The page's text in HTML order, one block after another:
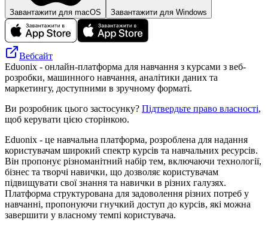
Завантажити для macOS Завантажити для Windows
Вебсайт
Eduonix - онлайн-платформа для навчання з курсами з веб-
розробки, машинного навчання, аналітики даних та
маркетингу, доступними в зручному форматі.
Ви розробник цього застосунку? Підтвердьте право власності,
щоб керувати цією сторінкою.
Eduonix - це навчальна платформа, розроблена для надання
користувачам широкий спектр курсів та навчальних ресурсів.
Він пропонує різноманітний набір тем, включаючи технології,
бізнес та творчі навички, що дозволяє користувачам
підвищувати свої знання та навички в різних галузях.
Платформа структурована для задоволення різних потреб у
навчанні, пропонуючи гнучкий доступ до курсів, які можна
завершити у власному темпі користувача.